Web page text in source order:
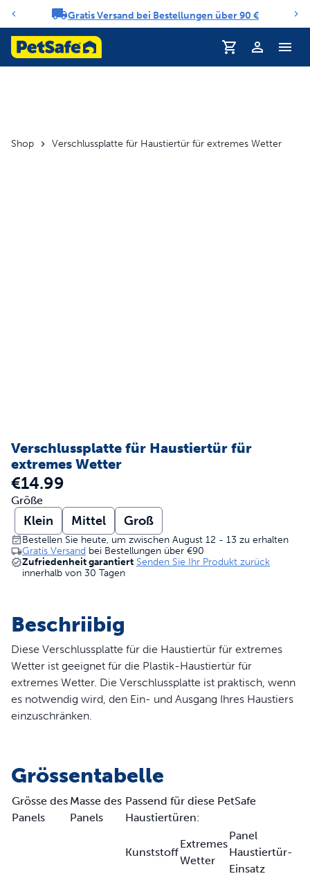
Benachrichtigungs-Karussell
Gratis Versand bei Bestellungen über 90 €
Profil
Shop Verschlussplatte für Haustiertür für extremes Wetter
Verschlussplatte für Haustiertür für
extremes Wetter
€14.99
Größe
Klein Mittel Groß
Bestellen Sie heute, um zwischen August 12 - 13 zu erhalten
Gratis Versand bei Bestellungen über €90
Zufriedenheit garantiert Senden Sie Ihr Produkt zurück
innerhalb von 30 Tagen
Beschriibig
Diese Verschlussplatte für die Haustiertür für extremes
Wetter ist geeignet für die Plastik-Haustiertür für
extremes Wetter. Die Verschlussplatte ist praktisch, wenn
es notwendig wird, den Ein- und Ausgang Ihres Haustiers
einzuschränken.
Grössentabelle
Grösse des
Panels
Masse des
Panels
Passend für diese PetSafe
Haustiertüren:
Kunststoff
Extremes
Wetter
Panel
Haustiertür-
Einsatz